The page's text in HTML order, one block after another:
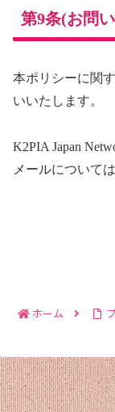
第9条(お問
本ポリシーに関
いいたします。
K2PIA Japan
メールについては
ホーム